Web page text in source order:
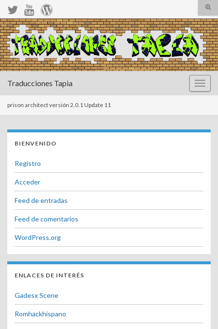
de
Search for:
Traducciones Tapia
prison architect versión 2.0.1 Update 11
BIENVENIDO
Registro
Acceder
Feed de entradas
Feed de comentarios
WordPress.org
ENLACES DE INTERÉS
Gadesx Scene
Romhackhispano